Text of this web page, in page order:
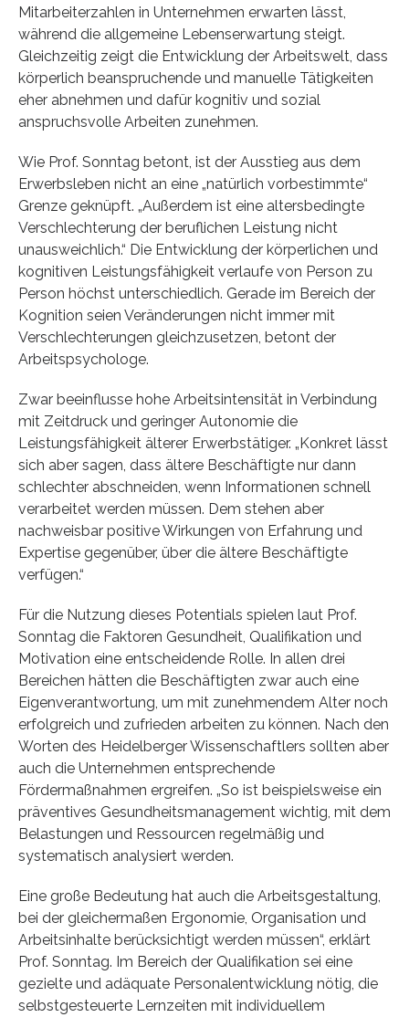
Mitarbeiterzahlen in Unternehmen erwarten lässt,
während die allgemeine Lebenserwartung steigt.
Gleichzeitig zeigt die Entwicklung der Arbeitswelt, dass
körperlich beanspruchende und manuelle Tätigkeiten
eher abnehmen und dafür kognitiv und sozial
anspruchsvolle Arbeiten zunehmen.
Wie Prof. Sonntag betont, ist der Ausstieg aus dem
Erwerbsleben nicht an eine „natürlich vorbestimmte“
Grenze geknüpft. „Außerdem ist eine altersbedingte
Verschlechterung der beruflichen Leistung nicht
unausweichlich.“ Die Entwicklung der körperlichen und
kognitiven Leistungsfähigkeit verlaufe von Person zu
Person höchst unterschiedlich. Gerade im Bereich der
Kognition seien Veränderungen nicht immer mit
Verschlechterungen gleichzusetzen, betont der
Arbeitspsychologe.
Zwar beeinflusse hohe Arbeitsintensität in Verbindung
mit Zeitdruck und geringer Autonomie die
Leistungsfähigkeit älterer Erwerbstätiger. „Konkret lässt
sich aber sagen, dass ältere Beschäftigte nur dann
schlechter abschneiden, wenn Informationen schnell
verarbeitet werden müssen. Dem stehen aber
nachweisbar positive Wirkungen von Erfahrung und
Expertise gegenüber, über die ältere Beschäftigte
verfügen.“
Für die Nutzung dieses Potentials spielen laut Prof.
Sonntag die Faktoren Gesundheit, Qualifikation und
Motivation eine entscheidende Rolle. In allen drei
Bereichen hätten die Beschäftigten zwar auch eine
Eigenverantwortung, um mit zunehmendem Alter noch
erfolgreich und zufrieden arbeiten zu können. Nach den
Worten des Heidelberger Wissenschaftlers sollten aber
auch die Unternehmen entsprechende
Fördermaßnahmen ergreifen. „So ist beispielsweise ein
präventives Gesundheitsmanagement wichtig, mit dem
Belastungen und Ressourcen regelmäßig und
systematisch analysiert werden.
Eine große Bedeutung hat auch die Arbeitsgestaltung,
bei der gleichermaßen Ergonomie, Organisation und
Arbeitsinhalte berücksichtigt werden müssen“, erklärt
Prof. Sonntag. Im Bereich der Qualifikation sei eine
gezielte und adäquate Personalentwicklung nötig, die
selbstgesteuerte Lernzeiten mit individuellem